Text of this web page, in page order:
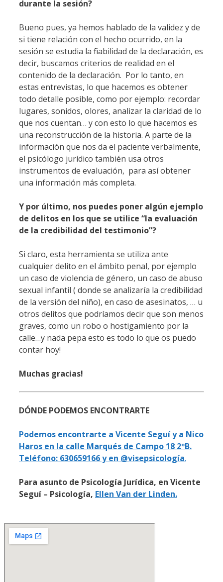
durante la sesión?
Bueno pues, ya hemos hablado de la validez y de
si tiene relación con el hecho ocurrido, en la
sesión se estudia la fiabilidad de la declaración, es
decir, buscamos criterios de realidad en el
contenido de la declaración. Por lo tanto, en
estas entrevistas, lo que hacemos es obtener
todo detalle posible, como por ejemplo: recordar
lugares, sonidos, olores, analizar la claridad de lo
que nos cuentan… y con esto lo que hacemos es
una reconstrucción de la historia. A parte de la
información que nos da el paciente verbalmente,
el psicólogo jurídico también usa otros
instrumentos de evaluación, para así obtener
una información más completa.
Y por último, nos puedes poner algún ejemplo
de delitos en los que se utilice “la evaluación
de la credibilidad del testimonio”?
Si claro, esta herramienta se utiliza ante
cualquier delito en el ámbito penal, por ejemplo
un caso de violencia de género, un caso de abuso
sexual infantil ( donde se analizaría la credibilidad
de la versión del niño), en caso de asesinatos, … u
otros delitos que podríamos decir que son menos
graves, como un robo o hostigamiento por la
calle…y nada pepa esto es todo lo que os puedo
contar hoy!
Muchas gracias!
DÓNDE PODEMOS ENCONTRARTE
Podemos encontrarte a Vicente Seguí y a Nico
Haros en la calle Marqués de Campo 18 2ºB.
Teléfono: 630659166 y en @visepsicología.
Para asunto de Psicología Jurídica, en Vicente
Seguí – Psicología, Ellen Van der Linden.